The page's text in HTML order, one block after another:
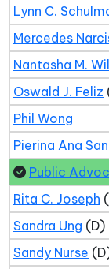
Lynn C.
Mercedes
Nantasha M.
Oswald J. Feliz
Phil Wong
Pierina Ana
Public
Rita C. Joseph
Sandra Ung (D)
Sandy Nurse